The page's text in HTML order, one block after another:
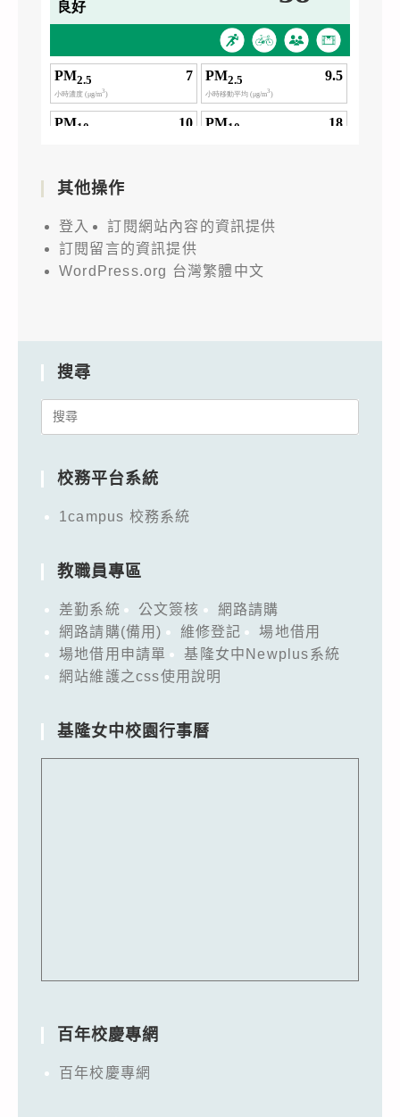
其他操作
登入
訂閱網站內容的資訊提供
訂閱留言的資訊提供
WordPress.org 台灣繁體中文
搜尋
Search
校務平台系統
1campus 校務系統
教職員專區
差勤系統 公文簽核
網路請購
網路請購(備用)
維修登記
場地借用
場地借用申請單
基隆女中Newplus系統
網站維護之css使用說明
基隆女中校園行事曆
百年校慶專網
百年校慶專網